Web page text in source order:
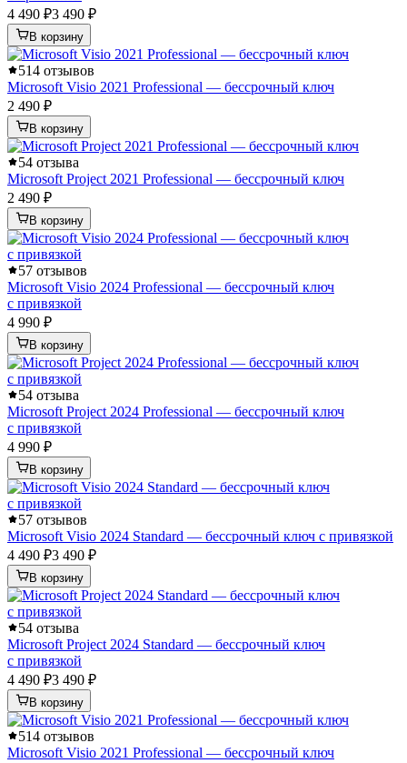
4 490 ₽3 490 ₽
В корзину
514 отзывов
Microsoft Visio 2021 Professional — бессрочный ключ
2 490 ₽
В корзину
54 отзыва
Microsoft Project 2021 Professional — бессрочный ключ
2 490 ₽
В корзину
57 отзывов
Microsoft Visio 2024 Professional — бессрочный ключ
с привязкой
4 990 ₽
В корзину
54 отзыва
Microsoft Project 2024 Professional — бессрочный ключ
с привязкой
4 990 ₽
В корзину
57 отзывов
Microsoft Visio 2024 Standard — бессрочный ключ с привязкой
4 490 ₽3 490 ₽
В корзину
54 отзыва
Microsoft Project 2024 Standard — бессрочный ключ
с привязкой
4 490 ₽3 490 ₽
В корзину
514 отзывов
Microsoft Visio 2021 Professional — бессрочный ключ